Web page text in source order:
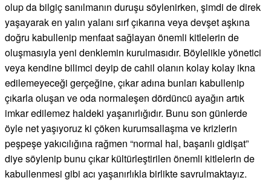
olup da bilgiç sanılmanın duruşu söylenirken, şimdi de direk
yaşayarak en yalın yalanı sırf çıkarına veya devşet aşkına
doğru kabullenip menfaat sağlayan önemli kitlelerin de
oluşmasıyla yeni denklemin kurulmasıdır. Böylelikle yönetici
veya kendine bilimci deyip de cahil olanın kolay kolay ikna
edilemeyeceği gerçeğine, çıkar adına bunları kabullenip
çıkarla oluşan ve oda normaleşen dördüncü ayağın artık
imkar edilemez haldeki yaşanırlığıdır. Bunu son günlerde
öyle net yaşıyoruz ki çöken kurumsallaşma ve krizlerin
peşpeşe yakıcılığına rağmen “normal hal, başarılı gidişat”
diye söylenip bunu çıkar kültürleştirilen önemli kitlelerin de
kabullenmesi gibi acı yaşanırlıkla birlikte savrulmaktayız.